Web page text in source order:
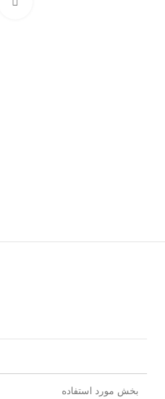
بخش مورد استفاده